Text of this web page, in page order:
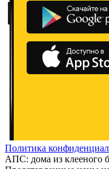
Политика
АПС: дома из клееного